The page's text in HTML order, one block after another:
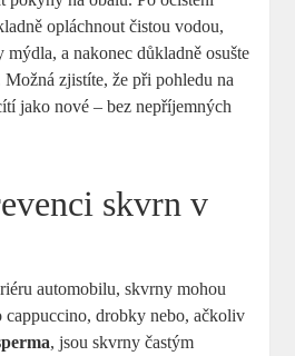
opláchnout čistou vodou,
a nakonec důkladně osušte
zjistíte, že při pohledu na
jako nové – bez nepříjemných
skvrn v
automobilu, skvrny mohou
drobky nebo, ačkoliv
, jsou skvrny častým